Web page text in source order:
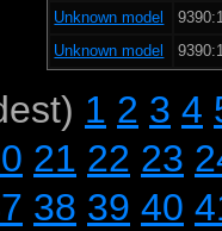
Unknown model
Unknown model
1 2 3 4
21 22 23
38 39 40